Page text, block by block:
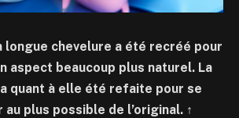
longue chevelure a été recréé pour
aspect beaucoup plus naturel. La
quant à elle été refaite pour se
au plus possible de l’original.↑